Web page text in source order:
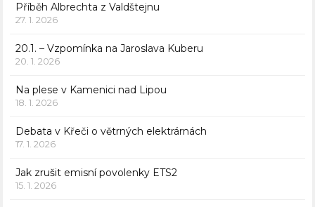
Příběh Albrechta z Valdštejnu
27. 1. 2026
20.1. – Vzpomínka na Jaroslava Kuberu
20. 1. 2026
Na plese v Kamenici nad Lipou
18. 1. 2026
Debata v Křeči o větrných elektrárnách
17. 1. 2026
Jak zrušit emisní povolenky ETS2
15. 1. 2026